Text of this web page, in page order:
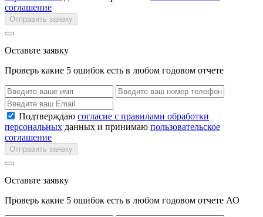
соглашение
Отправить заявку
Оставьте заявку
Проверь какие 5 ошибок есть в любом годовом отчете
Подтверждаю согласие с правилами обработки
персональных данных и принимаю пользовательское
соглашение
Отправить заявку
Оставьте заявку
Проверь какие 5 ошибок есть в любом годовом отчете АО